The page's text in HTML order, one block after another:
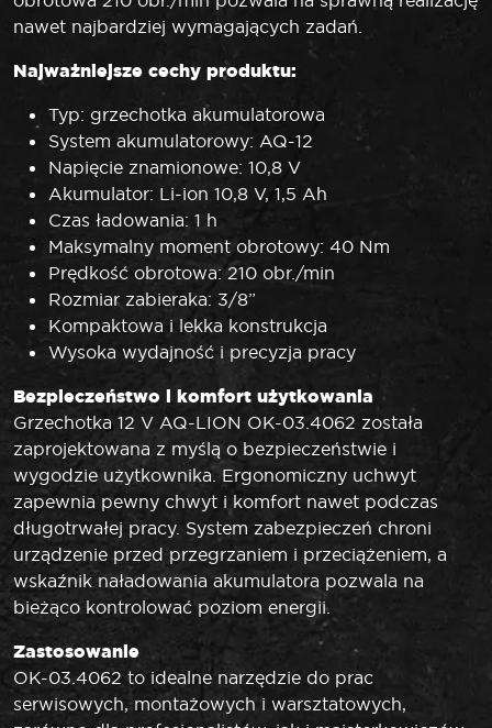
nawet najbardziej wymagających zadań.
Najważniejsze cechy produktu:
Typ: grzechotka akumulatorowa
System akumulatorowy: AQ-12
Napięcie znamionowe: 10,8 V
Akumulator: Li-ion 10,8 V, 1,5 Ah
Czas ładowania: 1 h
Maksymalny moment obrotowy: 40 Nm
Prędkość obrotowa: 210 obr./min
Rozmiar zabieraka: 3/8”
Kompaktowa i lekka konstrukcja
Wysoka wydajność i precyzja pracy
Bezpieczeństwo i komfort użytkowania
Grzechotka 12 V AQ-LION OK-03.4062 została
zaprojektowana z myślą o bezpieczeństwie i
wygodzie użytkownika. Ergonomiczny uchwyt
zapewnia pewny chwyt i komfort nawet podczas
długotrwałej pracy. System zabezpieczeń chroni
urządzenie przed przegrzaniem i przeciążeniem, a
wskaźnik naładowania akumulatora pozwala na
bieżąco kontrolować poziom energii.
Zastosowanie
OK-03.4062 to idealne narzędzie do prac
serwisowych, montażowych i warsztatowych,